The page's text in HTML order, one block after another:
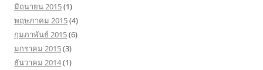
มิถุนายน 2015(1)
พฤษภาคม 2015(4)
กุมภาพันธ์ 2015(6)
มกราคม 2015(3)
ธันวาคม 2014(1)